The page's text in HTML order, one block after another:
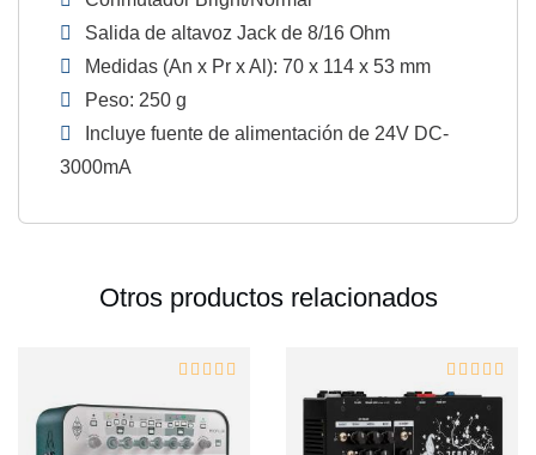
Salida de altavoz Jack de 8/16 Ohm
Medidas (An x Pr x Al): 70 x 114 x 53 mm
Peso: 250 g
Incluye fuente de alimentación de 24V DC-
3000mA
Otros productos relacionados